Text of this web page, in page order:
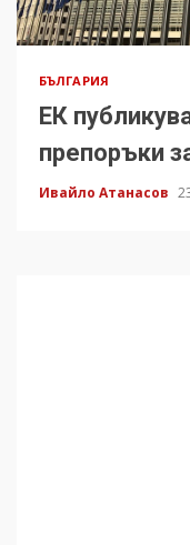
БЪЛГАРИЯ
ЕК
препоръки
Ивайло Атанасов